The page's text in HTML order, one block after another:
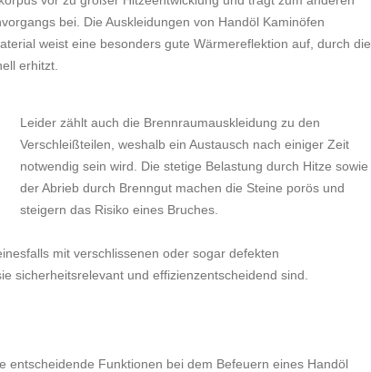
bei. Die Auskleidungen von Handöl Kaminöfen
weist eine besonders gute Wärmereflektion auf, durch die
erhitzt.
Leider zählt auch die Brennraumauskleidung zu den
Verschleißteilen, weshalb ein Austausch nach einiger Zeit
notwendig sein wird. Die stetige Belastung durch Hitze sowie
der Abrieb durch Brenngut machen die Steine porös und
steigern das Risiko eines Bruches.
mit verschlissenen oder sogar defekten
sicherheitsrelevant und effizienzentscheidend sind.
entscheidende Funktionen bei dem Befeuern eines Handöl